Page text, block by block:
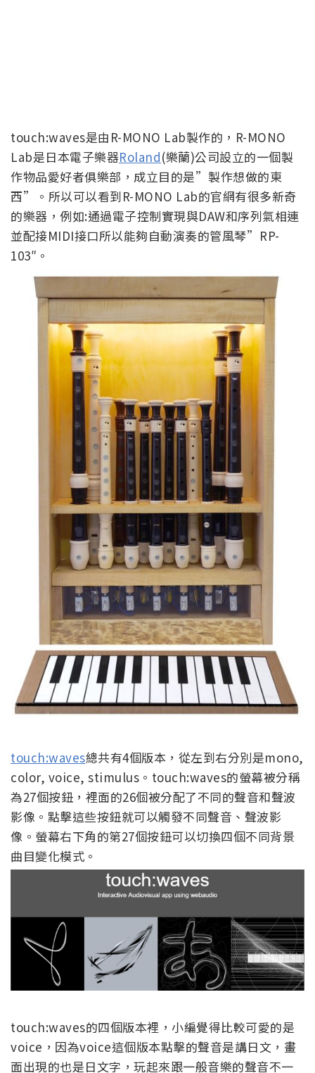
touch:waves是由R-MONO Lab製作的，R-MONO
Lab是日本電子樂器Roland(樂蘭)公司設立的一個製
作物品愛好者俱樂部，成立目的是”製作想做的東
西”。所以可以看到R-MONO Lab的官網有很多新奇
的樂器，例如:通過電子控制實現與DAW和序列氣相連
並配接MIDI接口所以能夠自動演奏的管風琴”RP-
103″。
touch:waves總共有4個版本，從左到右分別是mono,
color, voice, stimulus。touch:waves的螢幕被分稱
為27個按鈕，裡面的26個被分配了不同的聲音和聲波
影像。點擊這些按鈕就可以觸發不同聲音、聲波影
像。螢幕右下角的第27個按鈕可以切換四個不同背景
曲目變化模式。
touch:waves的四個版本裡，小編覺得比較可愛的是
voice，因為voice這個版本點擊的聲音是講日文，畫
面出現的也是日文字，玩起來跟一般音樂的聲音不一